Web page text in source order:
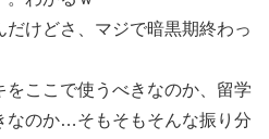
だけどさ、マジで暗黒期終わっ
をここで使うべきなのか、留学
なのか…そもそもそんな振り分